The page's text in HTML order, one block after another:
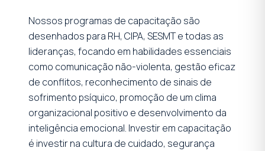
Nossos programas de capacitação são
desenhados para RH, CIPA, SESMT e todas as
lideranças, focando em habilidades essenciais
como comunicação não-violenta, gestão eficaz
de conflitos, reconhecimento de sinais de
sofrimento psíquico, promoção de um clima
organizacional positivo e desenvolvimento da
inteligência emocional. Investir em capacitação
é investir na cultura de cuidado, segurança